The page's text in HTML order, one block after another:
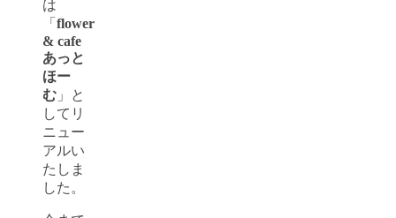
は
「 flower
& cafe
あっと
ほー
む 」と
してリ
ニュー
アルい
たしま
した。